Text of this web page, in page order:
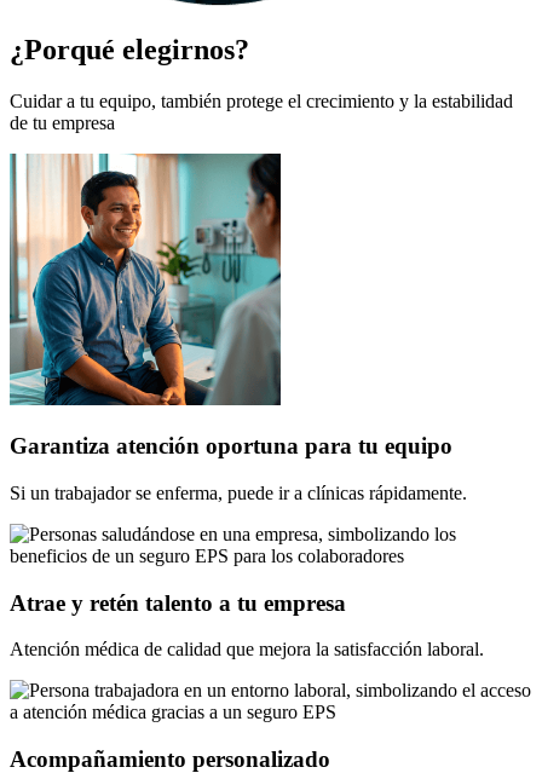
¿Porqué elegirnos?
Cuidar a tu equipo, también protege el crecimiento y la estabilidad
de tu empresa
Garantiza atención oportuna para tu equipo
Si un trabajador se enferma, puede ir a clínicas rápidamente.
Atrae y retén talento a tu empresa
Atención médica de calidad que mejora la satisfacción laboral.
Acompañamiento personalizado